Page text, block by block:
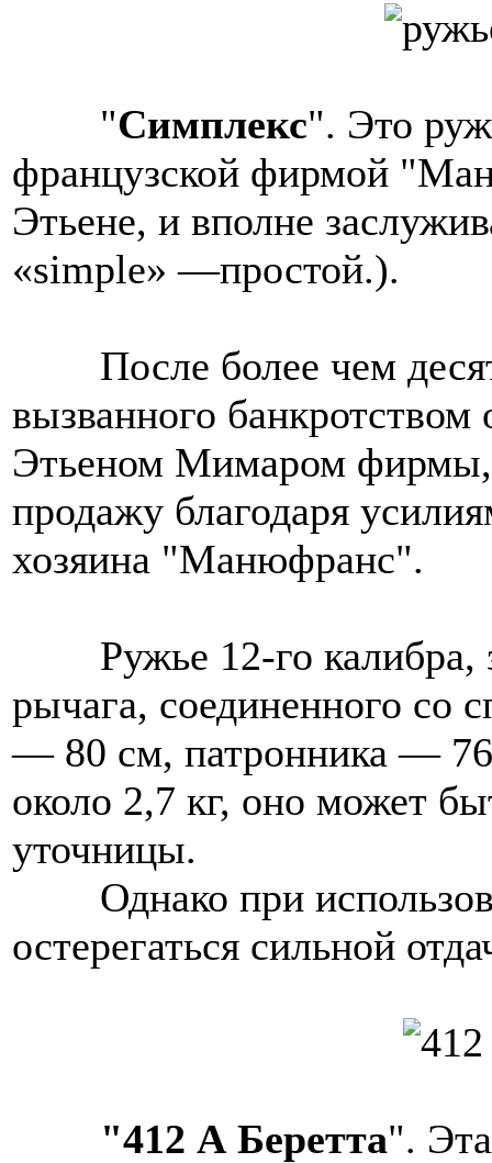
"Симплекс". Это
французской фирмой
Этьене, и вполне
«simple» —простой.).
После более чем
вызванного
Этьеном Мимаром фирмы,
продажу благодаря
хозяина "Манюфранс".
Ружье 12-го
рычага, соединенного со
— 80 см, патронника — 76
около 2,7 кг, оно может
уточницы.
Однако при
остерегаться сильной
"412 А Беретта".